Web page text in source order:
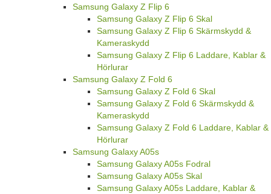
Samsung Galaxy Z Flip 6
Samsung Galaxy Z Flip 6 Skal
Samsung Galaxy Z Flip 6 Skärmskydd &
Kameraskydd
Samsung Galaxy Z Flip 6 Laddare, Kablar &
Hörlurar
Samsung Galaxy Z Fold 6
Samsung Galaxy Z Fold 6 Skal
Samsung Galaxy Z Fold 6 Skärmskydd &
Kameraskydd
Samsung Galaxy Z Fold 6 Laddare, Kablar &
Hörlurar
Samsung Galaxy A05s
Samsung Galaxy A05s Fodral
Samsung Galaxy A05s Skal
Samsung Galaxy A05s Laddare, Kablar &